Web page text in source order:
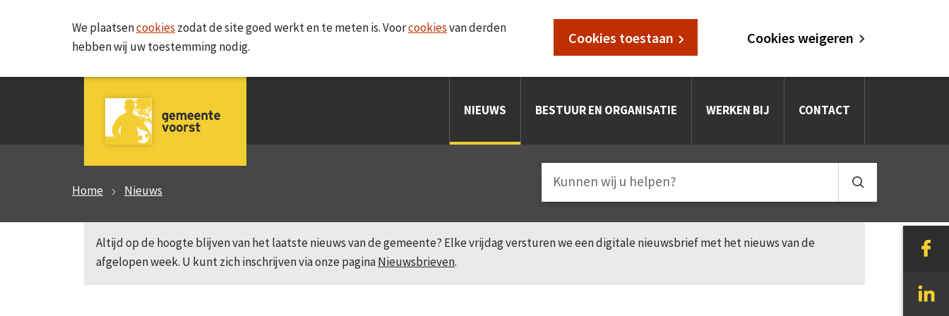
We plaatsencookies zodat de site goed werkt en te meten is. Voorcookiesvan derden
hebben wij uw toestemming nodig.
Cookies toestaan Cookies weigeren
NIEUWS BESTUUR EN ORGANISATIE WERKEN BIJ CONTACT
Home Nieuws
Altijd op de hoogte blijven van het laatste nieuws van de gemeente? Elke vrijdag versturen we een digitale nieuwsbrief met het nieuws van de
afgelopen week. U kunt zich inschrijven via onze paginaNieuwsbrieven.